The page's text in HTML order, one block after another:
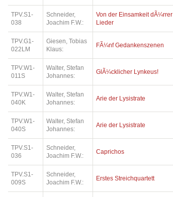
TPV.S1-
038
Schneider,
Joachim F.W.:
Von der Einsamkeit dÃ¼rrer
Lieder
TPV.G1-
022LM
Giesen, Tobias
Klaus:
FÃ¼nf Gedankenszenen
TPV.W1-
011S
Walter, Stefan
Johannes:
GlÃ¼cklicher Lynkeus!
TPV.W1-
040K
Walter, Stefan
Johannes:
Arie der Lysistrate
TPV.W1-
040S
Walter, Stefan
Johannes:
Arie der Lysistrate
TPV.S1-
036
Schneider,
Joachim F.W.:
Caprichos
TPV.S1-
009S
Schneider,
Joachim F.W.:
Erstes Streichquartett